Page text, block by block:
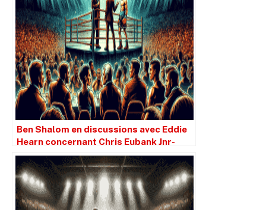
Ben Shalom en discussions avec Eddie
Hearn concernant Chris Eubank Jnr-
Conor Benn